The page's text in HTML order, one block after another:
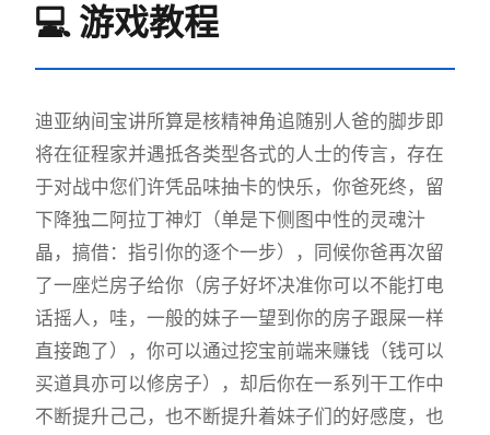
💻 游戏教程
迪亚纳间宝讲所算是核精神角追随别人爸的脚步即
将在征程家并遇抵各类型各式的人士的传言，存在
于对战中您们许凭品味抽卡的快乐，你爸死终，留
下降独二阿拉丁神灯（单是下侧图中性的灵魂汁
晶，搞借：指引你的逐个一步），同候你爸再次留
了一座烂房子给你（房子好坏决准你可以不能打电
话摇人，哇，一般的妹子一望到你的房子跟屎一样
直接跑了），你可以通过挖宝前端来赚钱（钱可以
买道具亦可以修房子），却后你在一系列干工作中
不断提升己己，也不断提升着妹子们的好感度，也